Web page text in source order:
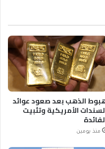
الذهب بعد صعود عوائد
الأمريكية وتثبيت
منذ يومين